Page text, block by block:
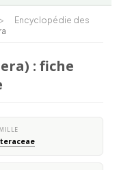
>
Encyclopédie des
: fiche